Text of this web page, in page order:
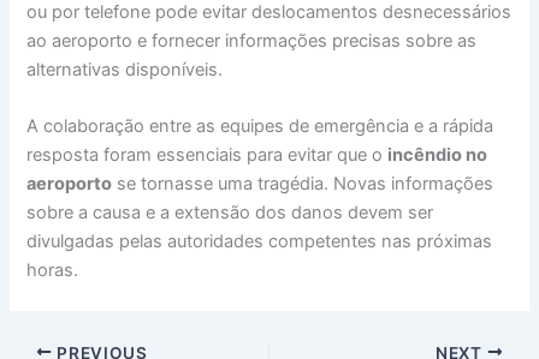
ou por telefone pode evitar deslocamentos desnecessários
ao aeroporto e fornecer informações precisas sobre as
alternativas disponíveis.
A colaboração entre as equipes de emergência e a rápida
resposta foram essenciais para evitar que o incêndio no
aeroporto se tornasse uma tragédia. Novas informações
sobre a causa e a extensão dos danos devem ser
divulgadas pelas autoridades competentes nas próximas
horas.
PREVIOUS NEXT